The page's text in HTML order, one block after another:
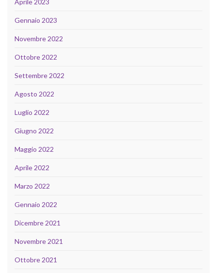
Gennaio 2023
Novembre 2022
Ottobre 2022
Settembre 2022
Agosto 2022
Luglio 2022
Giugno 2022
Maggio 2022
Aprile 2022
Marzo 2022
Gennaio 2022
Dicembre 2021
Novembre 2021
Ottobre 2021